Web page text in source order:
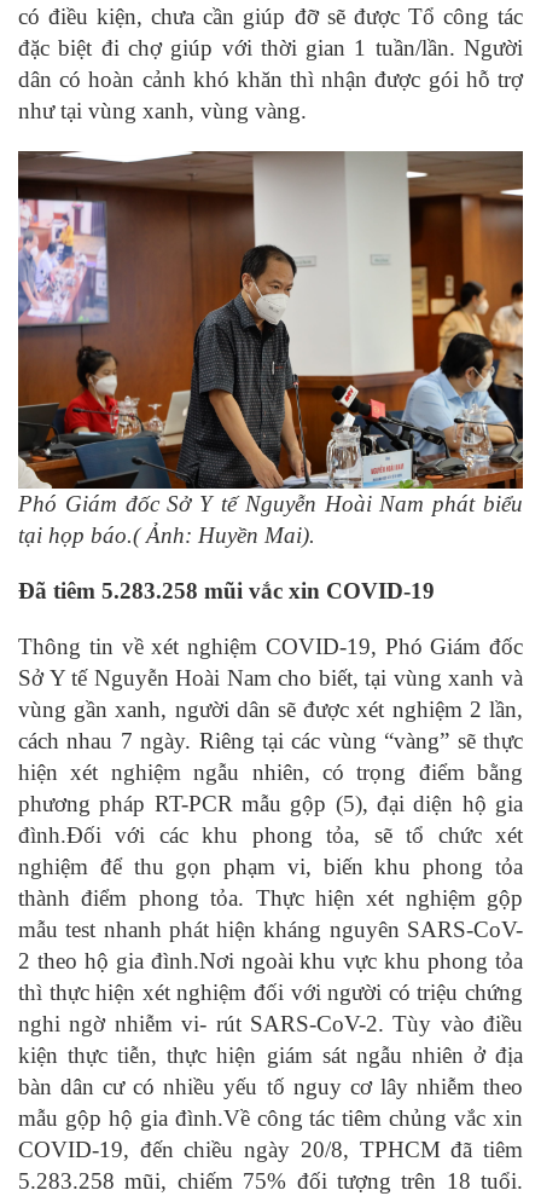
có điều kiện, chưa cần giúp đỡ sẽ được Tổ công tác
đặc biệt đi chợ giúp với thời gian 1 tuần/lần. Người
dân có hoàn cảnh khó khăn thì nhận được gói hỗ trợ
như tại vùng xanh, vùng vàng.
Phó Giám đốc Sở Y tế Nguyễn Hoài Nam phát biểu
tại họp báo.( Ảnh: Huyền Mai).
Đã tiêm 5.283.258 mũi vắc xin COVID-19
Thông tin về xét nghiệm COVID-19, Phó Giám đốc
Sở Y tế Nguyễn Hoài Nam cho biết, tại vùng xanh và
vùng gần xanh, người dân sẽ được xét nghiệm 2 lần,
cách nhau 7 ngày. Riêng tại các vùng “vàng” sẽ thực
hiện xét nghiệm ngẫu nhiên, có trọng điểm bằng
phương pháp RT-PCR mẫu gộp (5), đại diện hộ gia
đình.Đối với các khu phong tỏa, sẽ tổ chức xét
nghiệm để thu gọn phạm vi, biến khu phong tỏa
thành điểm phong tỏa. Thực hiện xét nghiệm gộp
mẫu test nhanh phát hiện kháng nguyên SARS-CoV-
2 theo hộ gia đình.Nơi ngoài khu vực khu phong tỏa
thì thực hiện xét nghiệm đối với người có triệu chứng
nghi ngờ nhiễm vi- rút SARS-CoV-2. Tùy vào điều
kiện thực tiễn, thực hiện giám sát ngẫu nhiên ở địa
bàn dân cư có nhiều yếu tố nguy cơ lây nhiễm theo
mẫu gộp hộ gia đình.Về công tác tiêm chủng vắc xin
COVID-19, đến chiều ngày 20/8, TPHCM đã tiêm
5.283.258 mũi, chiếm 75% đối tượng trên 18 tuổi.